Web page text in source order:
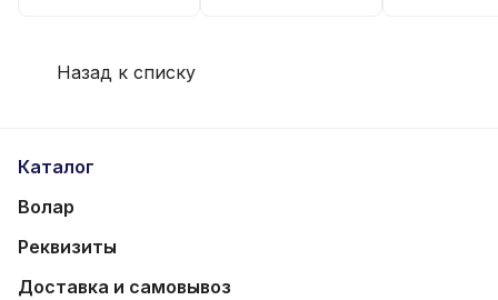
Назад к списку
Каталог
Волар
Реквизиты
Доставка и самовывоз